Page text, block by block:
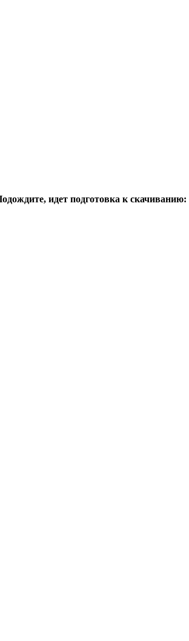
Подождите, идет подготовка к